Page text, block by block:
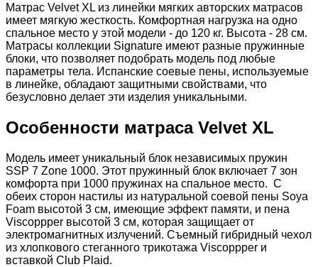
Матрас Velvet XL из линейки мягких авторских матрасов
имеет мягкую жесткость. Комфортная нагрузка на одно
спальное место у этой модели - до 120 кг. Высота - 28 см.
Матрасы коллекции Signature имеют разные пружинные
блоки, что позволяет подобрать модель под любые
параметры тела. Испанские соевые пены, используемые
в линейке, обладают защитными свойствами, что
безусловно делает эти изделия уникальными.
Особенности матраса Velvet XL
Модель имеет уникальный блок независимых пружин
SSP 7 Zone 1000. Этот пружинный блок включает 7 зон
комфорта при 1000 пружинах на спальное место. С
обеих сторон настилы из натуральной соевой пены Soya
Foam высотой 3 см, имеющие эффект памяти, и пена
Viscoppper высотой 3 см, которая защищает от
электромагнитных излучений. Съемный гибридный чехол
из хлопкового стеганного трикотажа Viscoppper и
вставкой Club Plaid.